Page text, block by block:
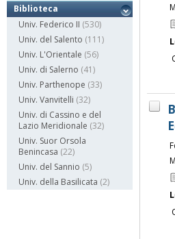
Biblioteca
Univ. Federico II (530)
Univ. del Salento (111)
Univ. L'Orientale (56)
Univ. di Salerno (41)
Univ. Parthenope (33)
Univ. Vanvitelli (32)
Univ. di Cassino e del
Lazio Meridionale (32)
Univ. Suor Orsola
Benincasa (22)
Univ. del Sannio (5)
Univ. della Basilicata (2)